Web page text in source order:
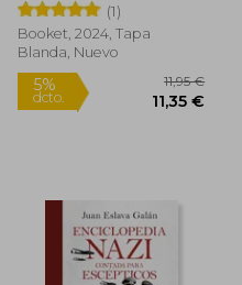
dcto.
(1)
Booket, 2024, Tapa
Blanda, Nuevo